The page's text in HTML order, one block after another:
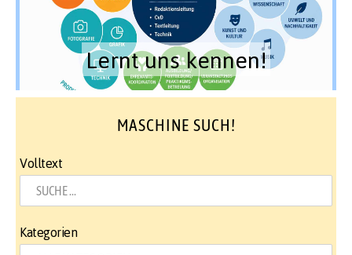
Lernt uns kennen!
MASCHINE SUCH!
Volltext
Kategorien